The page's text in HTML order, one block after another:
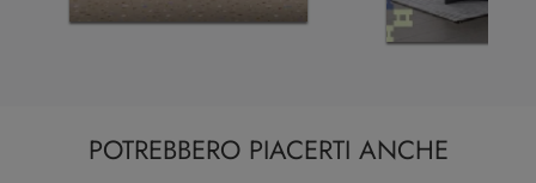
POTREBBERO PIACERTI ANCHE